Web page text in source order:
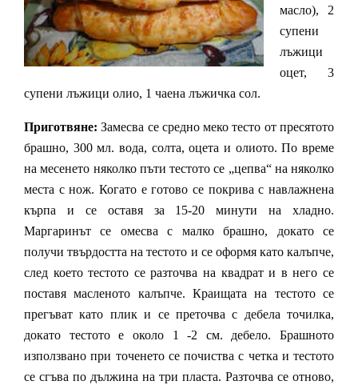
масло), 2
супени
лъжици
оцет, 3
супени лъжици олио, 1 чаена лъжичка сол.
Приготвяне: Замесва се средно меко тесто от пресятото
брашно, 300 мл. вода, солта, оцета и олиото. По време
на месенето няколко пъти тестото се „цепва“ на няколко
места с нож. Когато е готово се покрива с навлажнена
кърпа и се оставя за 15-20 минути на хладно.
Маргаринът се омесва с малко брашно, докато се
получи твърдостта на тестото и се оформя като калъпче,
след което тестото се разточва на квадрат и в него се
поставя масленото калъпче. Краищата на тестото се
прегъват като плик и се преточва с дебела точилка,
докато тестото е около 1 -2 см. дебело. Брашното
използвано при точенето се почиства с четка и тестото
се сгъва по дължина на три пласта. Разточва се отново,